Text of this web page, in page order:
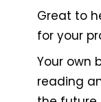
Great to
for your
Your own
reading